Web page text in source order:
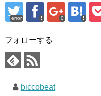
error 0
フォローする
biccobeat